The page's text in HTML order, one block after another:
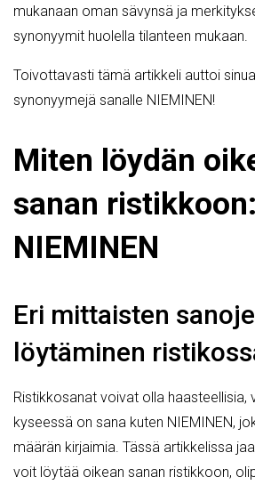
mukanaan oman sävynsä ja
synonyymit huolella tilanteen mukaan.
Toivottavasti tämä artikkeli auttoi
synonyymejä sanalle NIEMINEN!
Miten löydän
sanan ristikkoon:
NIEMINEN
Eri mittaisten
löytäminen
Ristikkosanat voivat olla haasteellisia,
kyseessä on sana kuten NIEMINEN,
määrän kirjaimia. Tässä artikkelissa
voit löytää oikean sanan ristikkoon,